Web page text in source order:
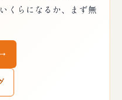
特殊事情を考慮
の最終確認
くかの判断例
金）
くらになるか、まず無